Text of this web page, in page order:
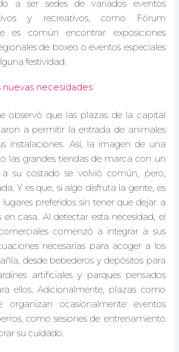
a ser sedes de variados eventos
y recreativos, como Fórum
es común encontrar exposiciones
de boxeo o eventos especiales
festividad.
necesidades
observó que las plazas de la capital
a permitir la entrada de animales
instalaciones. Así, la imagen de una
las grandes tiendas de marca con un
su costado se volvió común, pero,
Y es que, si algo disfruta la gente, es
preferidos sin tener que dejar a
en casa. Al detectar esta necesidad, el
comenzó a integrar a sus
necesarias para acoger a los
desde bebederos y depósitos para
artificiales y parques pensados
ellos. Adicionalmente, plazas como
organizan ocasionalmente eventos
como sesiones de entrenamiento
su cuidado.